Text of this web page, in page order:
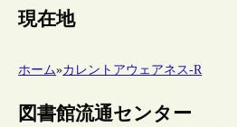
現在地
ホーム»カレントアウェアネス-R
図書館流通センター